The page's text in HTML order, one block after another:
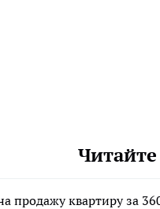
продажу квартиру за